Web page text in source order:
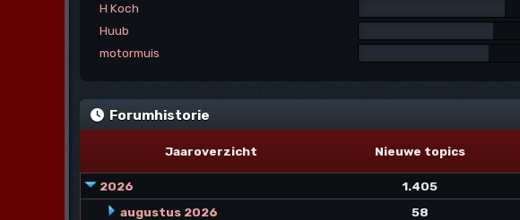
H Koch
Huub
motormuis
Forumhistorie
Jaaroverzicht Nieuwe topics
2026 1.405
augustus 2026
58